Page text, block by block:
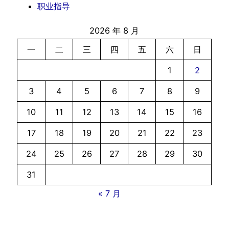
职业指导
2026 年 8 月
一
二 三 四 五 六 日
1 2
3 4 5 6 7 8 9
10 11 12 13 14 15 16
17 18 19 20 21 22 23
24 25 26 27 28 29 30
31
« 7 月